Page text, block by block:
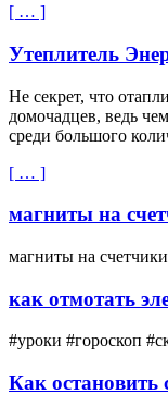
[ … ]
Утеплитель
Не секрет, что
домочадцев, ведь
среди большого
[ … ]
магниты на
магниты на
как отмотать
#уроки #гороскоп
Как остановить